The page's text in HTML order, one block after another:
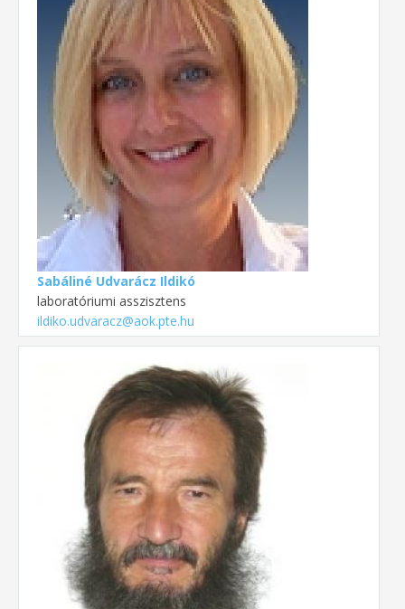
Sabáliné Udvarácz Ildikó
laboratóriumi asszisztens
ildiko.udvaracz@aok.pte.hu